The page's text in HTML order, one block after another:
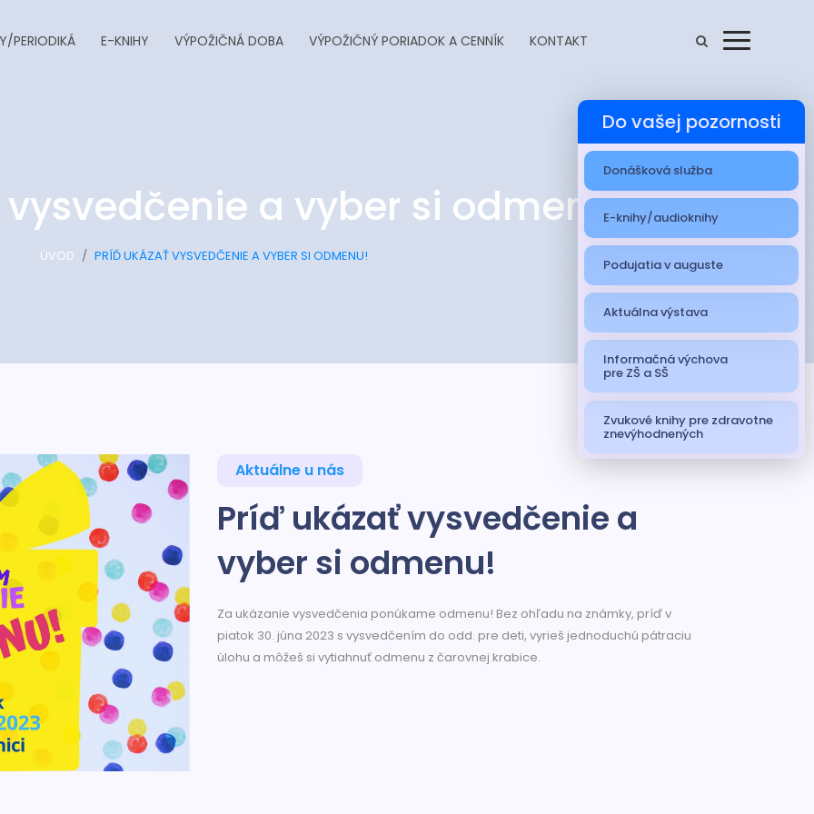
PERIODIKÁ E-KNIHY VÝPOŽIČNÁ DOBA VÝPOŽIČNÝ PORIADOK A CENNÍK KONTAKT
a vyber si odmenu!
ÚVOD PRÍĎ UKÁZAŤ VYSVEDČENIE A VYBER SI ODMENU!
Aktuálne u nás
Príď ukázať vysvedčenie a
vyber si odmenu!
Za ukázanie vysvedčenia ponúkame odmenu! Bez ohľadu na známky, príď v
piatok 30. júna 2023 s vysvedčením do odd. pre deti, vyrieš jednoduchú pátraciu
úlohu a môžeš si vytiahnuť odmenu z čarovnej krabice.
Do vašej pozornosti
Donášková služba
E-knihy/audioknihy
Podujatia v auguste
Aktuálna výstava
Informačná výchova
pre ZŠ a SŠ
Zvukové knihy pre zdravotne
znevýhodnených